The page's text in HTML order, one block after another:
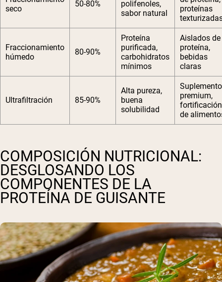
seco
50-80%
polifenoles,
sabor natural
proteínas
Fraccionamiento
húmedo
80-90%
Proteína
purificada,
carbohidratos
mínimos
Aislados de
proteína,
bebidas
claras
Ultrafiltración 85-90%
Alta pureza,
buena
solubilidad
premium,
fortificación
de
COMPOSICIÓN NUTRICIONAL:
DESGLOSANDO LOS
COMPONENTES DE LA
PROTEÍNA DE GUISANTE